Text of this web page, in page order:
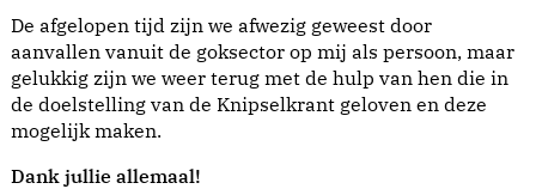
De afgelopen tijd zijn we afwezig geweest door
aanvallen vanuit de goksector op mij als persoon, maar
gelukkig zijn we weer terug met de hulp van hen die in
de doelstelling van de Knipselkrant geloven en deze
mogelijk maken.
Dank jullie allemaal!